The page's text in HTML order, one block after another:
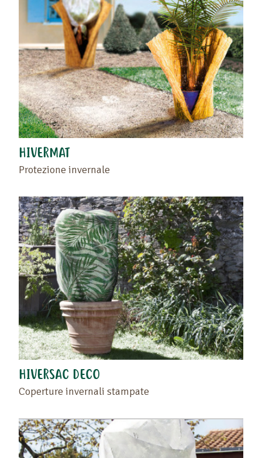
HIVERMAT
Protezione invernale
HIVERSAC DECO
Coperture invernali stampate